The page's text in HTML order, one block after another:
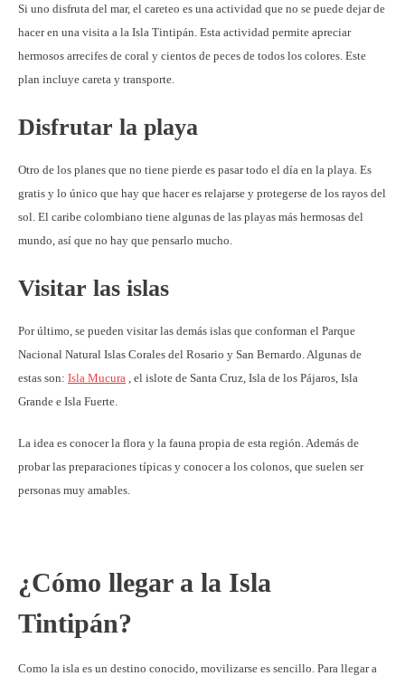
Si uno disfruta del mar, el careteo es una actividad que no se puede dejar de
hacer en una visita a la Isla Tintipán. Esta actividad permite apreciar
hermosos arrecifes de coral y cientos de peces de todos los colores. Este
plan incluye careta y transporte.
Disfrutar la playa
Otro de los planes que no tiene pierde es pasar todo el día en la playa. Es
gratis y lo único que hay que hacer es relajarse y protegerse de los rayos del
sol. El caribe colombiano tiene algunas de las playas más hermosas del
mundo, así que no hay que pensarlo mucho.
Visitar las islas
Por último, se pueden visitar las demás islas que conforman el Parque
Nacional Natural Islas Corales del Rosario y San Bernardo. Algunas de
estas son: Isla Mucura , el islote de Santa Cruz, Isla de los Pájaros, Isla
Grande e Isla Fuerte.
La idea es conocer la flora y la fauna propia de esta región. Además de
probar las preparaciones típicas y conocer a los colonos, que suelen ser
personas muy amables.
¿Cómo llegar a la Isla
Tintipán?
Como la isla es un destino conocido, movilizarse es sencillo. Para llegar a